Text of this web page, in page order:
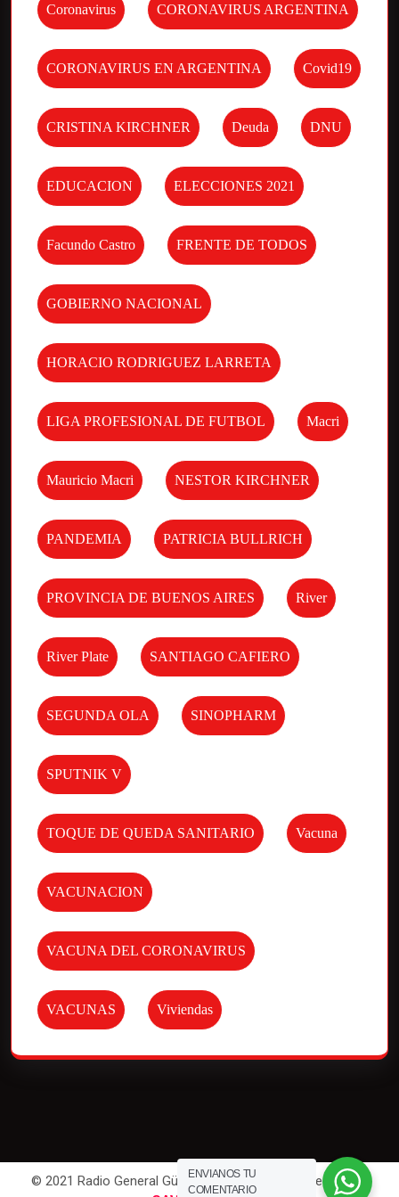
Coronavirus CORONAVIRUS ARGENTINA
CORONAVIRUS EN ARGENTINA Covid19
CRISTINA KIRCHNER Deuda DNU
EDUCACION ELECCIONES 2021
Facundo Castro FRENTE DE TODOS
GOBIERNO NACIONAL
HORACIO RODRIGUEZ LARRETA
LIGA PROFESIONAL DE FUTBOL Macri
Mauricio Macri NESTOR KIRCHNER
PANDEMIA PATRICIA BULLRICH
PROVINCIA DE BUENOS AIRES River
River Plate SANTIAGO CAFIERO
SEGUNDA OLA SINOPHARM
SPUTNIK V
TOQUE DE QUEDA SANITARIO Vacuna
VACUNACION
VACUNA DEL CORONAVIRUS
VACUNAS Viviendas
© 2021 Radio General Güemes. All Rights Reserved | Por
ENVIANOS TU
COMENTARIO